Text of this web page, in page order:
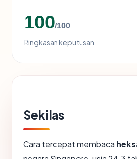
100/100
Ringkasan keputusan
Sekilas
Cara tercepat membaca